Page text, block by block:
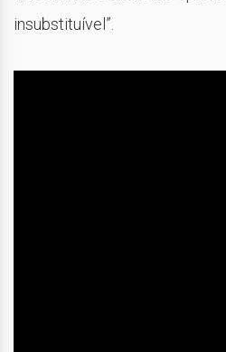
insubstituível”.